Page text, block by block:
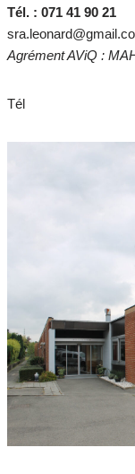
Tél. : 071 41 90 21
Agrément AViQ :
Tél